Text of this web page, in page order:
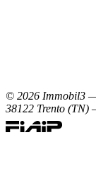
© 2026 Immobil3
38122 Trento (TN)